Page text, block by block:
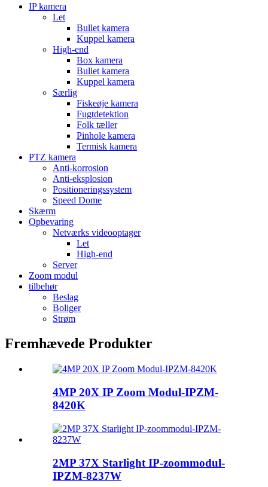
IP kamera
Let
Bullet kamera
Kuppel kamera
High-end
Box kamera
Bullet kamera
Kuppel kamera
Særlig
Fiskeøje kamera
Fugtdetektion
Folk tæller
Pinhole kamera
Termisk kamera
PTZ kamera
Anti-korrosion
Anti-eksplosion
Positioneringssystem
Speed ​​Dome
Skærm
Opbevaring
Netværks videooptager
Let
High-end
Server
Zoom modul
tilbehør
Beslag
Boliger
Strøm
Fremhævede Produkter
4MP 20X IP Zoom Modul-IPZM-
8420K
2MP 37X Starlight IP-zoommodul-
IPZM-8237W